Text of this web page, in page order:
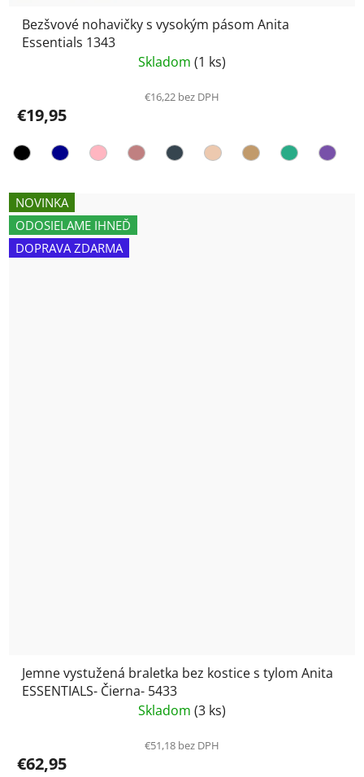
Bezšvové nohavičky s vysokým pásom Anita
Essentials 1343
Skladom (1 ks)
€16,22 bez DPH
€19,95
NOVINKA
ODOSIELAME IHNEĎ
DOPRAVA ZDARMA
Jemne vystužená braletka bez kostice s tylom Anita
ESSENTIALS- Čierna- 5433
Skladom (3 ks)
€51,18 bez DPH
€62,95